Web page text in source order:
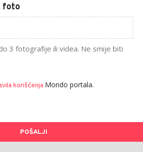
foto
3 fotografije ili videa. Ne smije biti
korišćenja Mondo portala.
POŠALJI